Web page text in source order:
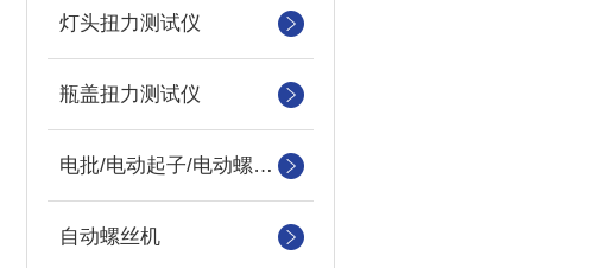
灯头扭力测试仪
瓶盖扭力测试仪
电批/电动起子/电动螺丝刀
自动螺丝机